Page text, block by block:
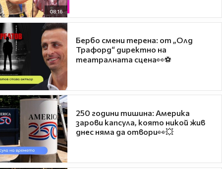
08:16
Бербо смени терена: от „Олд
Трафорд“ директно на
театралната сцена👀⚽
250 години тишина: Америка
зарови капсула, която никой жив
днес няма да отвори👀💥